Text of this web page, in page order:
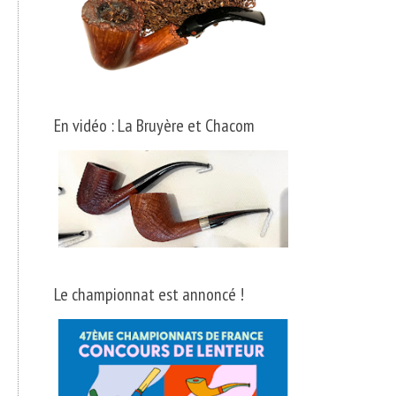
En vidéo : La Bruyère et Chacom
Le championnat est annoncé !